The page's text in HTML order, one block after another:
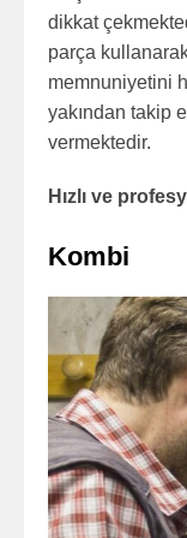
dikkat
parça
memnuniyetini
yakından takip
vermektedir.
Hızlı ve
Kombi